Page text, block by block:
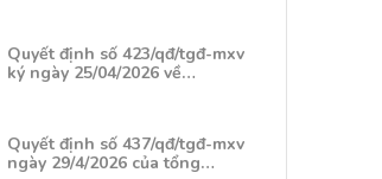
Quyết định số 423/qđ/tgđ-mxv
ký ngày 25/04/2026 về…
Quyết định số 437/qđ/tgđ-mxv
ngày 29/4/2026 của tổng…